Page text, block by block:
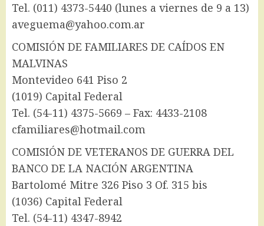
Tel. (011) 4373-5440 (lunes a viernes de 9 a 13)
aveguema@yahoo.com.ar
COMISIÓN DE FAMILIARES DE CAÍDOS EN
MALVINAS
Montevideo 641 Piso 2
(1019) Capital Federal
Tel. (54-11) 4375-5669 – Fax: 4433-2108
cfamiliares@hotmail.com
COMISIÓN DE VETERANOS DE GUERRA DEL
BANCO DE LA NACIÓN ARGENTINA
Bartolomé Mitre 326 Piso 3 Of. 315 bis
(1036) Capital Federal
Tel. (54-11) 4347-8942